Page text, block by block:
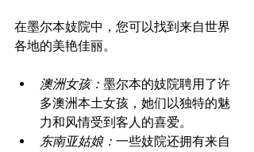
在墨尔本妓院中，您可以找到来自世界
澳洲女孩： 墨尔本的妓院聘用了许
多澳洲本土女孩，她们以独特的魅
力和风情受到客人的喜爱。
东南亚姑娘： 一些妓院还拥有来自